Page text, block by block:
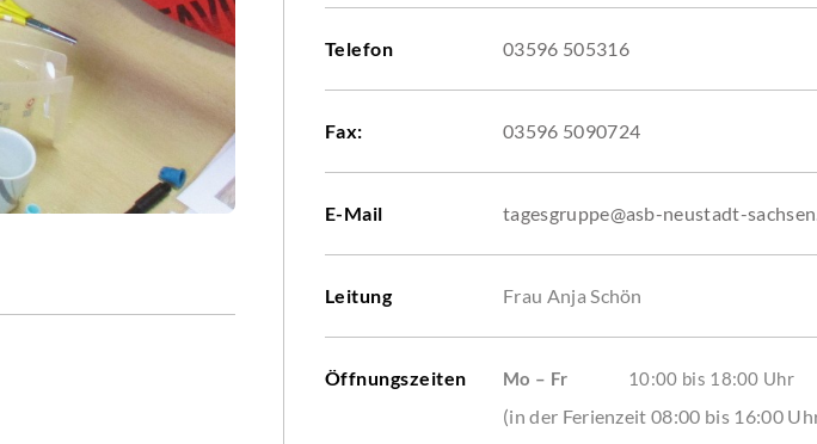
Telefon 03596 505316
Fax: 03596 5090724
E-Mail tagesgruppe@asb-neustadt-
Leitung Frau Anja Schön
Öffnungszeiten Mo – Fr 10:00 bis 18:00 Uhr
(in der Ferienzeit 08:00 bis 16:00